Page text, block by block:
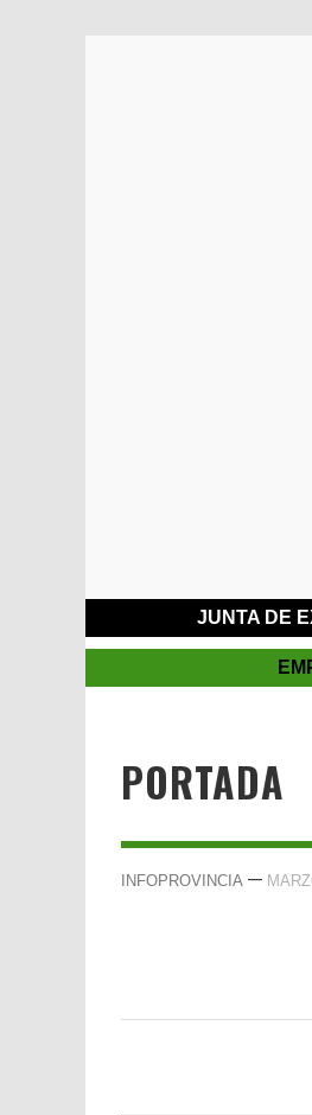
JUNTA DE
PORTADA
INFOPROVINCIA —